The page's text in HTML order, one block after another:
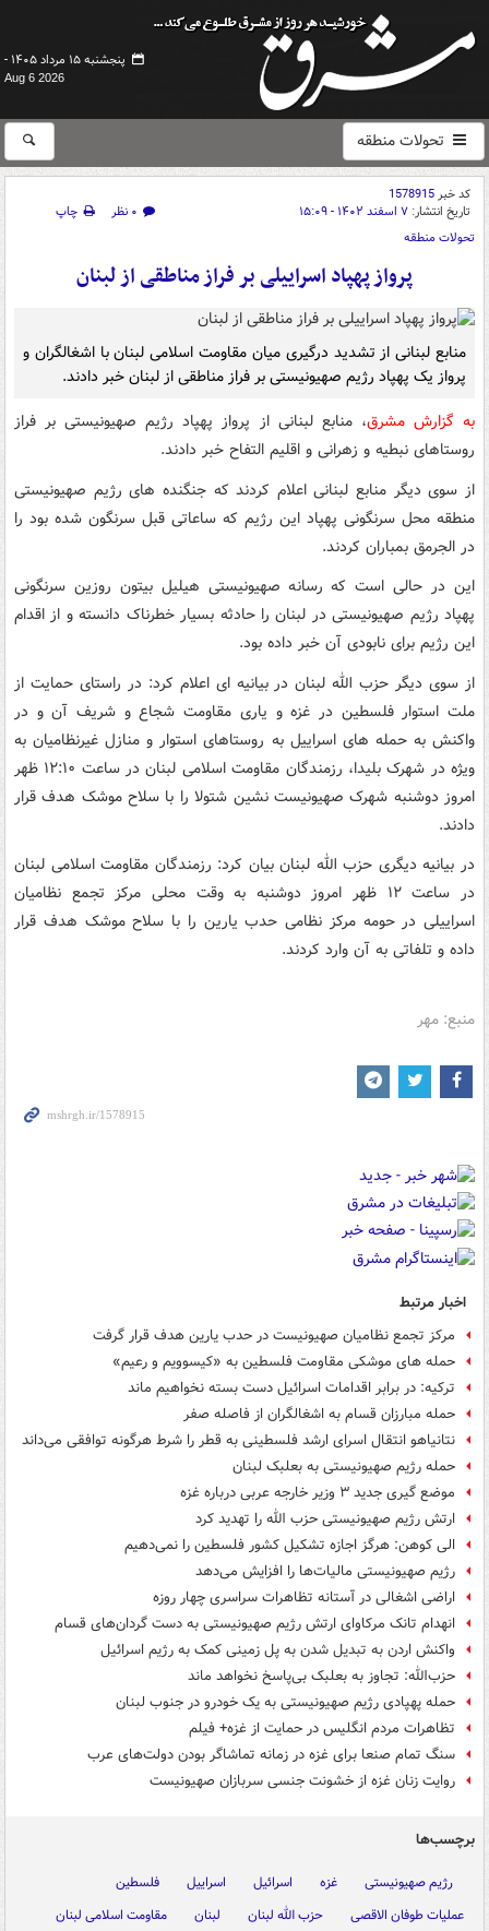
پنجشنبه ۱۵ مرداد ۱۴۰۵ -
Aug 6 2026
تحولات منطقه
کد خبر1578915
تاریخ انتشار: ۷ اسفند ۱۴۰۲ - ۱۵:۰۹ ۰ نظر
چاپ
تحولات منطقه
پرواز پهپاد اسراییلی بر فراز مناطقی از لبنان
منابع لبنانی از تشدید درگیری میان مقاومت اسلامی لبنان با اشغالگران و
پرواز یک پهپاد رژیم صهیونیستی بر فراز مناطقی از لبنان خبر دادند.
به گزارش مشرق، منابع لبنانی از پرواز پهپاد رژیم صهیونیستی بر فراز
روستاهای نبطیه و زهرانی و اقلیم التفاح خبر دادند.
از سوی دیگر منابع لبنانی اعلام کردند که جنگنده های رژیم صهیونیستی
منطقه محل سرنگونی پهپاد این رژیم که ساعاتی قبل سرنگون شده بود را
در الجرمق بمباران کردند.
این در حالی است که رسانه صهیونیستی هیلیل بیتون روزین سرنگونی
پهپاد رژیم صهیونیستی در لبنان را حادثه بسیار خطرناک دانسته و از اقدام
این رژیم برای نابودی آن خبر داده بود.
از سوی دیگر حزب الله لبنان در بیانیه ای اعلام کرد: در راستای حمایت از
ملت استوار فلسطین در غزه و یاری مقاومت شجاع و شریف آن و در
واکنش به حمله های اسراییل به روستاهای استوار و منازل غیرنظامیان به
ویژه در شهرک بلیدا، رزمندگان مقاومت اسلامی لبنان در ساعت ۱۲:۱۰ ظهر
امروز دوشنبه شهرک صهیونیست نشین شتولا را با سلاح موشک هدف قرار
دادند.
در بیانیه دیگری حزب الله لبنان بیان کرد: رزمندگان مقاومت اسلامی لبنان
در ساعت ۱۲ ظهر امروز دوشنبه به وقت محلی مرکز تجمع نظامیان
اسراییلی در حومه مرکز نظامی حدب یارین را با سلاح موشک هدف قرار
داده و تلفاتی به آن وارد کردند.
منبع: مهر
اخبار مرتبط
مرکز تجمع نظامیان صهیونیست در حدب یارین هدف قرار گرفت
حمله های موشکی مقاومت فلسطین به «کیسوویم و رعیم»
ترکیه: در برابر اقدامات اسرائیل دست بسته نخواهیم ماند
حمله مبارزان قسام به اشغالگران از فاصله صفر
نتانیاهو انتقال اسرای ارشد فلسطینی به قطر را شرط هرگونه توافقی می‌داند
حمله رژیم صهیونیستی به بعلبک لبنان
موضع گیری جدید ۳ وزیر خارجه عربی درباره غزه
ارتش رژیم صهیونیستی حزب الله را تهدید کرد
الی کوهن: هرگز اجازه تشکیل کشور فلسطین را نمی‌دهیم
رژیم صهیونیستی مالیات‌ها را افزایش می‌دهد
اراضی اشغالی در آستانه تظاهرات سراسری چهار روزه
انهدام تانک مرکاوای ارتش رژیم صهیونیستی به دست گردان‌های قسام
واکنش اردن به تبدیل شدن به پل زمینی کمک به رژیم اسرائیل
حزب‌الله: تجاوز به بعلبک بی‌پاسخ نخواهد ماند
حمله پهپادی رژیم صهیونیستی به یک خودرو در جنوب لبنان
تظاهرات مردم انگلیس در حمایت از غزه+ فیلم
سنگ تمام صنعا برای غزه در زمانه تماشاگر بودن دولت‌های عرب
روایت زنان غزه از خشونت جنسی سربازان صهیونیست
برچسب‌ها
رژیم صهیونیستی غزه اسرائیل اسراییل
فلسطین
عملیات طوفان الاقصی
حزب الله لبنان لبنان
مقاومت اسلامی لبنان